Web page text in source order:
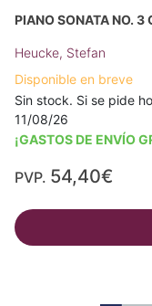
PIANO SONATA NO. 3
Heucke, Stefan
Disponible en breve
Sin stock. Si se pide
11/08/26
¡GASTOS DE ENVÍO
PVP. 54,40€